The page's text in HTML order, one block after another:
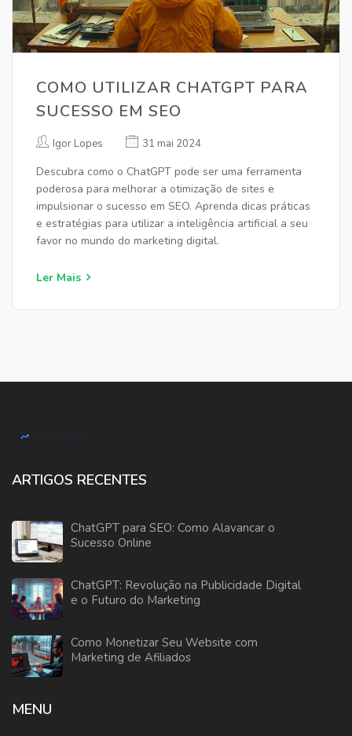
COMO UTILIZAR CHATGPT PARA
SUCESSO EM SEO
Igor Lopes 31 mai 2024
Descubra como o ChatGPT pode ser uma ferramenta
poderosa para melhorar a otimização de sites e
impulsionar o sucesso em SEO. Aprenda dicas práticas
e estratégias para utilizar a inteligência artificial a seu
favor no mundo do marketing digital.
Ler Mais
ARTIGOS RECENTES
ChatGPT para SEO: Como Alavancar o
Sucesso Online
ChatGPT: Revolução na Publicidade Digital
e o Futuro do Marketing
Como Monetizar Seu Website com
Marketing de Afiliados
MENU